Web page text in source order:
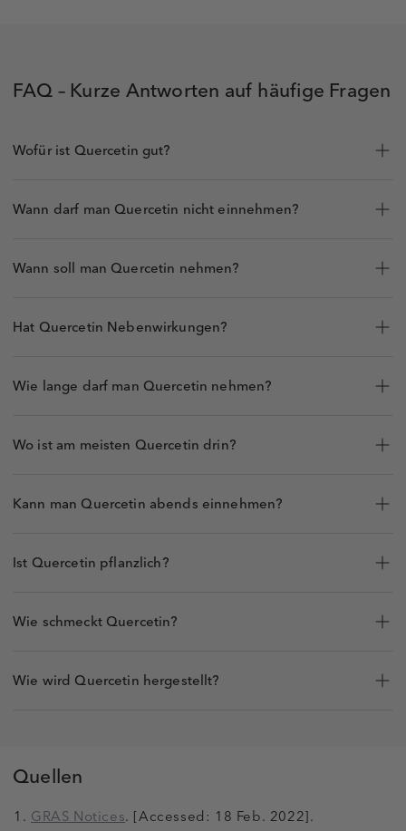
FAQ – Kurze Antworten auf häufige Fragen
Wofür ist Quercetin gut?
Wann darf man Quercetin nicht einnehmen?
Wann soll man Quercetin nehmen?
Hat Quercetin Nebenwirkungen?
Wie lange darf man Quercetin nehmen?
Wo ist am meisten Quercetin drin?
Kann man Quercetin abends einnehmen?
Ist Quercetin pflanzlich?
Wie schmeckt Quercetin?
Wie wird Quercetin hergestellt?
Quellen
GRAS Notices. [Accessed: 18 Feb. 2022].